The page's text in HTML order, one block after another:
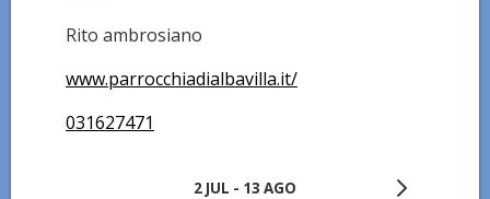
Rito ambrosiano
www.parrocchiadialbavilla.it/
031627471
2 JUL - 13 AGO